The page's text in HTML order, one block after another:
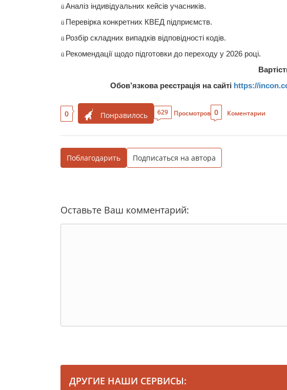
ü Аналіз індивідуальних кейсів учасників.
ü Перевірка конкретних КВЕД підприємств.
ü Розбір складних випадків відповідності кодів.
ü Рекомендації щодо підготовки до переходу у 2026 році.
Обов’язкова реєстрація на сайті https://
0 Понравилось 629 Просмотров 0 Коментарии
Поблагодарить Подписаться на автора
Оставьте Ваш комментарий:
ДРУГИЕ НАШИ СЕРВИСЫ: